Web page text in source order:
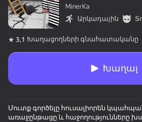
MinerKa
Արկադային
3,1 Խաղացողների գնահատականը
Խաղալ
Մուտք գործելը հուսալիորեն
առաջընթացը և հաջողությունները